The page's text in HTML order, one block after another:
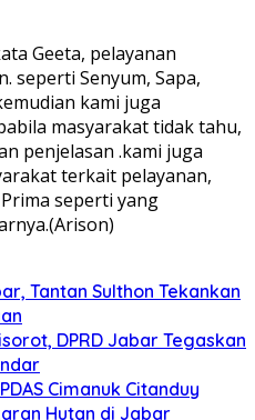
Geeta, pelayanan
seperti Senyum, Sapa,
kami juga
masyarakat tidak tahu,
penjelasan .kami juga
terkait pelayanan,
seperti yang
Tantan Sulthon Tekankan
DPRD Jabar Tegaskan
Cimanuk Citanduy
Hutan di Jabar